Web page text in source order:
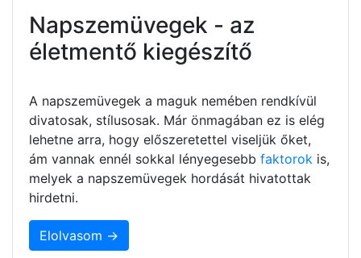
Napszemüvegek - az
életmentő kiegészítő
A napszemüvegek a maguk nemében rendkívül
divatosak, stílusosak. Már önmagában ez is elég
lehetne arra, hogy előszeretettel viseljük őket,
ám vannak ennél sokkal lényegesebb faktorok is,
melyek a napszemüvegek hordását hivatottak
hirdetni.
Elolvasom →